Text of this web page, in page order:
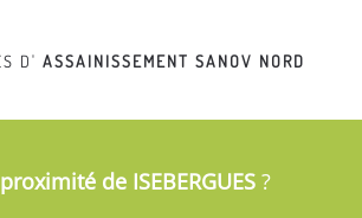
D' ASSAINISSEMENT SANOV NORD
proximité de ISEBERGUES ?